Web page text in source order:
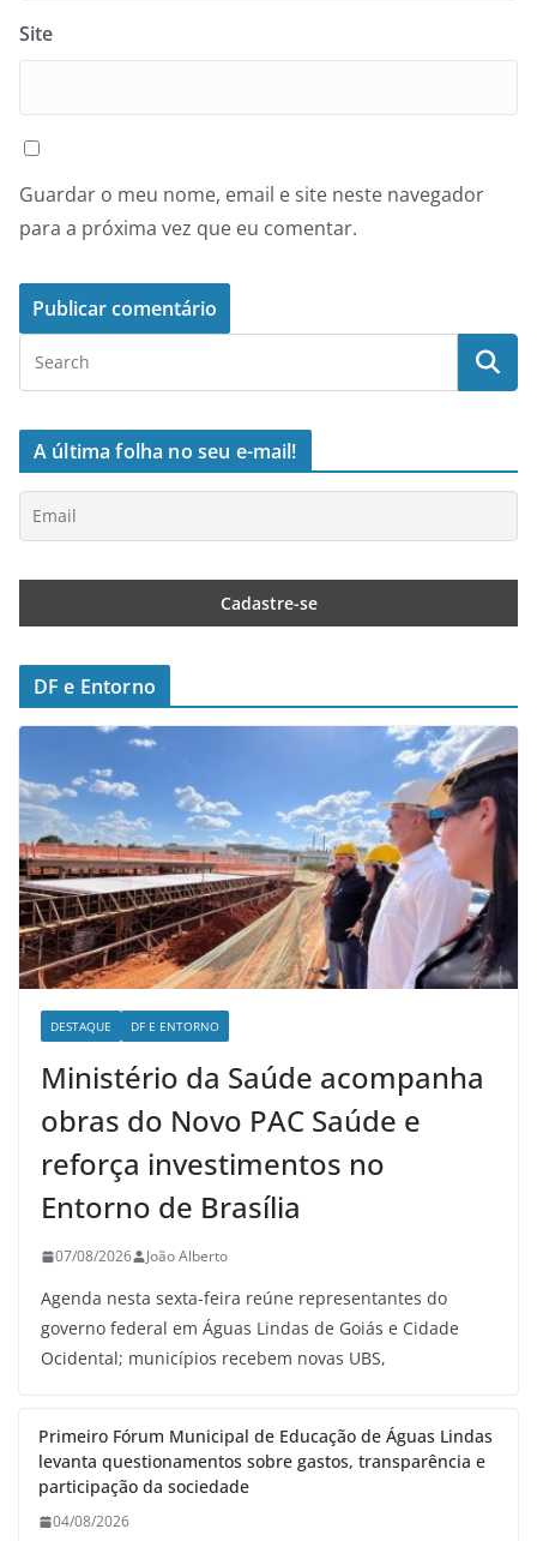
Site
Guardar o meu nome, email e site neste navegador
para a próxima vez que eu comentar.
A última folha no seu e-mail!
DF e Entorno
DESTAQUE DF E ENTORNO
Ministério da Saúde acompanha
obras do Novo PAC Saúde e
reforça investimentos no
Entorno de Brasília
07/08/2026 João Alberto
Agenda nesta sexta-feira reúne representantes do
governo federal em Águas Lindas de Goiás e Cidade
Ocidental; municípios recebem novas UBS,
Primeiro Fórum Municipal de Educação de Águas Lindas
levanta questionamentos sobre gastos, transparência e
participação da sociedade
04/08/2026